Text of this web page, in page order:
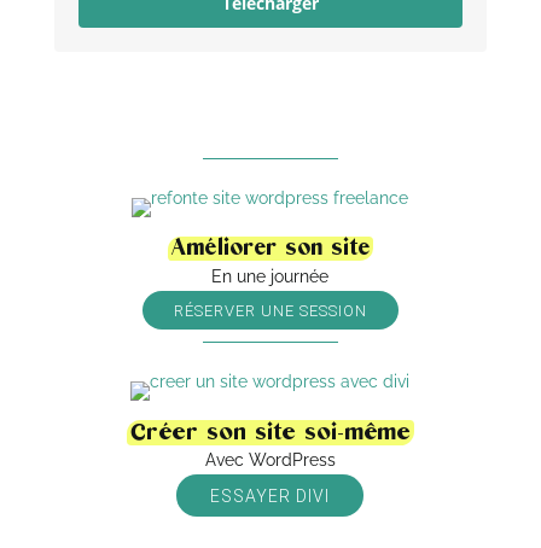
Améliorer son site
En une journée
RÉSERVER UNE SESSION
Créer son site soi-même
Avec WordPress
ESSAYER DIVI